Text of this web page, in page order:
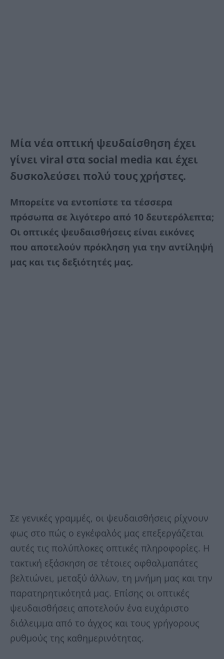
Μία νέα οπτική ψευδαίσθηση έχει
γίνει viral στα social media και έχει
δυσκολεύσει πολύ τους χρήστες.
Μπορείτε να εντοπίστε τα τέσσερα
πρόσωπα σε λιγότερο από 10 δευτερόλεπτα;
Οι οπτικές ψευδαισθήσεις είναι εικόνες
που αποτελούν πρόκληση για την αντίληψή
μας και τις δεξιότητές μας.
Σε γενικές γραμμές, οι ψευδαισθήσεις ρίχνουν
φως στο πώς ο εγκέφαλός μας επεξεργάζεται
αυτές τις πολύπλοκες οπτικές πληροφορίες. Η
τακτική εξάσκηση σε τέτοιες οφθαλμαπάτες
βελτιώνει, μεταξύ άλλων, τη μνήμη μας και την
παρατηρητικότητά μας. Επίσης οι οπτικές
ψευδαισθήσεις αποτελούν ένα ευχάριστο
διάλειμμα από το άγχος και τους γρήγορους
ρυθμούς της καθημερινότητας.